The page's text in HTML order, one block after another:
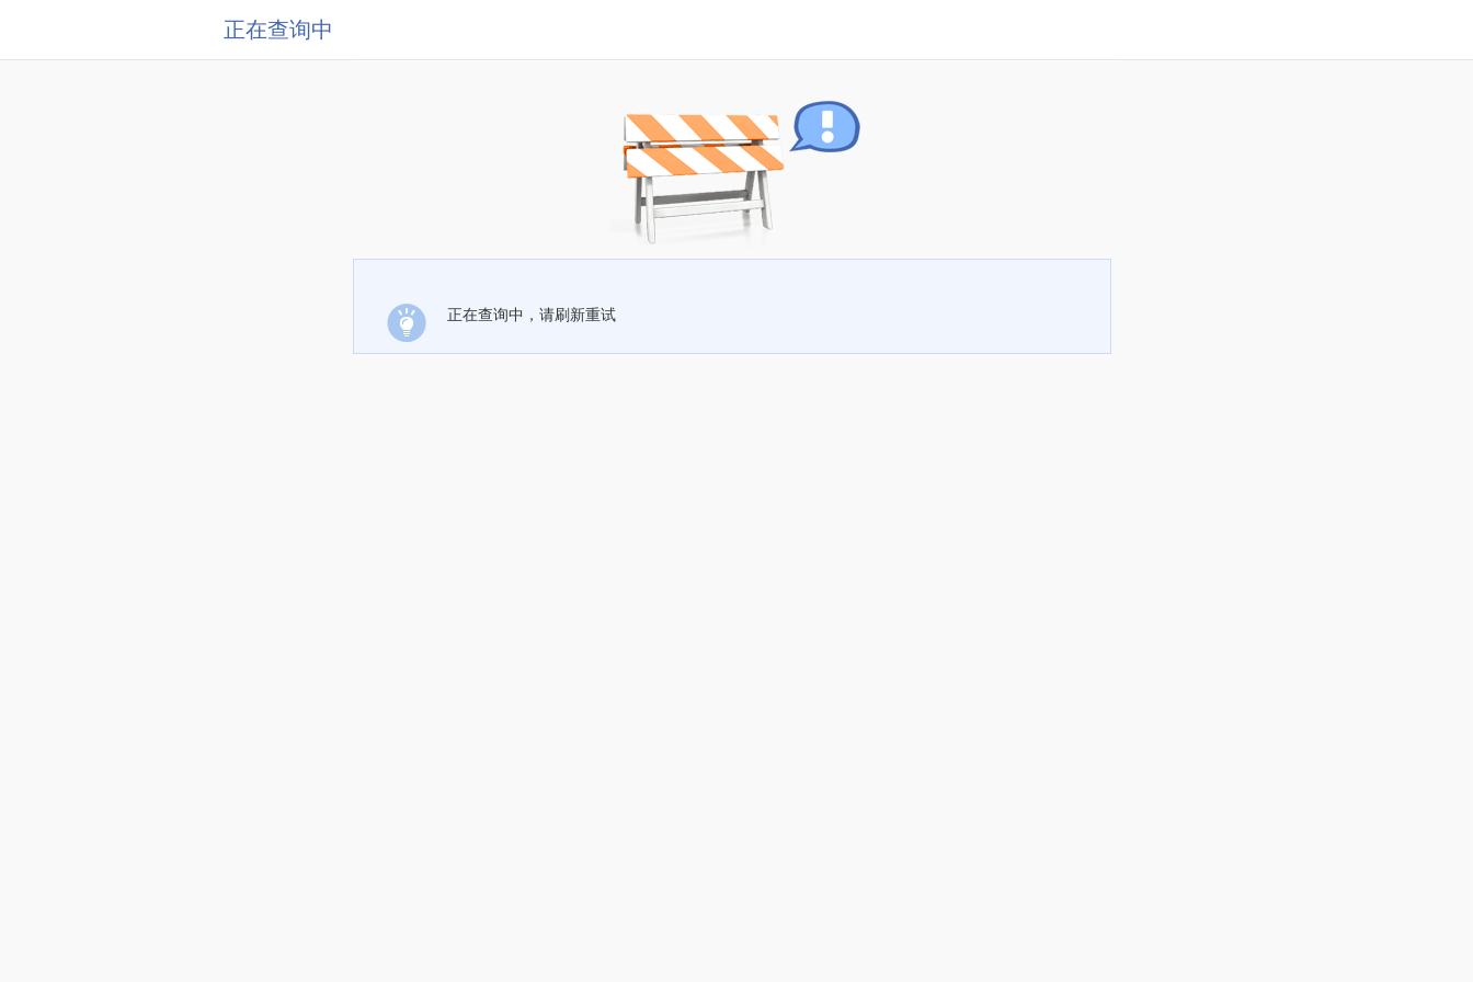
正在查询中
正在查询中，请刷新重试